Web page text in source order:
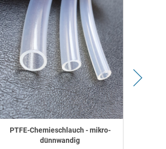
PTFE-Chemieschlauch - mikro-
dünnwandig